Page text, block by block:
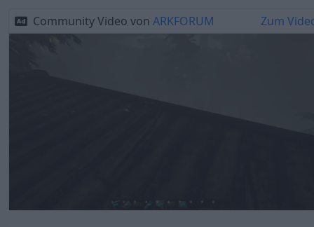
Community Video von ARKFORUM Zum